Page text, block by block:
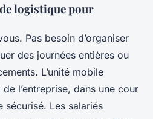
logistique pour
Pas besoin d’organiser
des journées entières ou
L’unité mobile
l’entreprise, dans une cour
sécurisé. Les salariés